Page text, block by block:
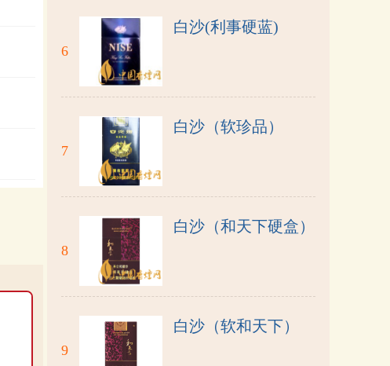
6
白沙(利事硬蓝)
7
白沙（软珍品）
8
白沙（和天下硬盒）
9
白沙（软和天下）